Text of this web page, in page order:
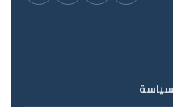
سياسة